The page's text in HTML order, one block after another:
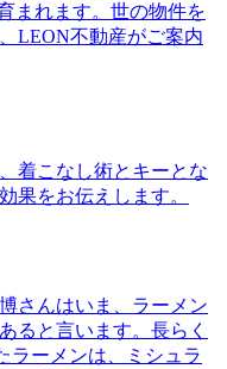
まれます。世の物件を
LEON不動産がご案内
着こなし術とキーとな
果をお伝えします。
さんはいま、ラーメン
ると言います。長らく
ラーメンは、ミシュラ